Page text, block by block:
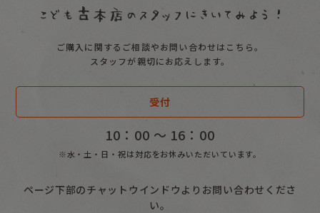
ご購入に関するご相談やお問い合わせはこちら。
スタッフが親切にお応えします。
受付
10：00 〜 16：00
※水・土・日・祝は対応をお休みいただいています。
ページ下部のチャットウインドウよりお問い合わせくださ
い。